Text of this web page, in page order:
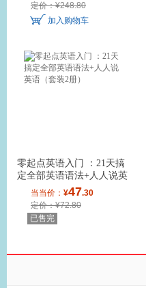
定价：¥248.80
加入购物车
零起点英语入门 ：21天搞
定全部英语语法+人人说英
语（套装2册）
当当价： ¥47.30
定价：¥72.80
已售完